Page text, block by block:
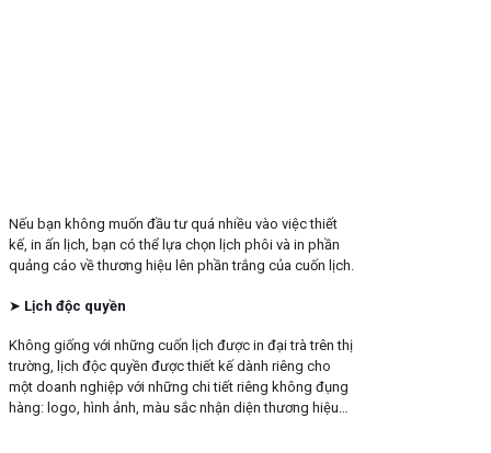
Nếu bạn không muốn đầu tư quá nhiều vào việc thiết
kế, in ấn lịch, bạn có thể lựa chọn lịch phôi và in phần
quảng cáo về thương hiệu lên phần trắng của cuốn lịch.
➤ Lịch độc quyền
Không giống với những cuốn lịch được in đại trà trên thị
trường, lịch độc quyền được thiết kế dành riêng cho
một doanh nghiệp với những chi tiết riêng không đụng
hàng: logo, hình ảnh, màu sắc nhận diện thương hiệu…